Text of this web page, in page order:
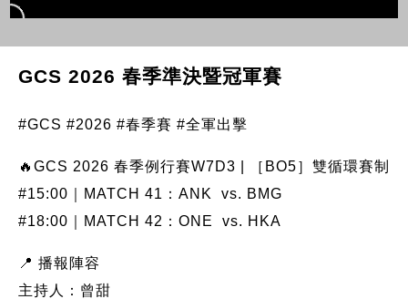
GCS 2026 春季準決暨冠軍賽
#GCS #2026 #春季賽 #全軍出擊
🔥GCS 2026 春季例行賽W7D3 | ［BO5］雙循環賽制
#15:00｜MATCH 41：ANK vs. BMG
#18:00｜MATCH 42：ONE vs. HKA
📍 播報陣容
主持人：曾甜